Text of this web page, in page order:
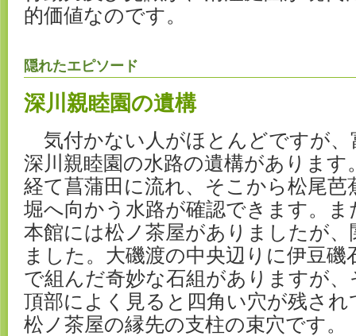
的価値なのです。
隠れたエピソード
深川親睦園の遺構
気付かない人がほとんどですが、
深川親睦園の水路の遺構があります
経て菖蒲田に流れ、そこから松尾芭
堀へ向かう水路が確認できます。ま
本館には松ノ茶屋がありましたが、
ました。大磯渡の中央辺りに伊豆磯
で組んだ奇妙な石組がありますが
頂部によく見ると四角い穴が残さ
松ノ茶屋の縁先の支柱の束穴です。